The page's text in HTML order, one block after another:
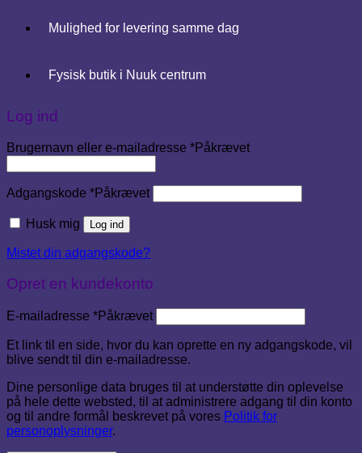
Mulighed for levering samme dag
Fysisk butik i Nuuk centrum
Log ind
Brugernavn eller e-mailadresse *Påkrævet
Adgangskode *Påkrævet
Husk mig Log ind
Mistet din adgangskode?
Opret en kundekonto
E-mailadresse *Påkrævet
Et link til en side, hvor du kan oprette en ny adgangskode, vil
blive sendt til din e-mailadresse.
Dine personlige data bruges til at understøtte din oplevelse
på hele dette websted, til at administrere adgang til din konto
og til andre formål beskrevet på vores Politik for
personoplysninger.